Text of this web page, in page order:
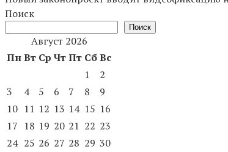
Поиск
Поиск
Август 2026
ПнВт Ср ЧтПт СбВс
1
2
3
4 5 6 7 8
9
10 11 12 13 14 15 16
17 18 19 20 21 22 23
24 25 26 27 28 29 30